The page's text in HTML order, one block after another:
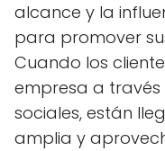
alcance y la
para promover
Cuando los
empresa a través
sociales, están
amplia y